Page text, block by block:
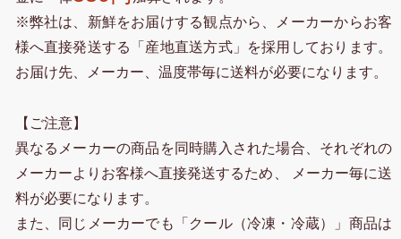
※弊社は、新鮮をお届けする観点から、メーカーからお客
様へ直接発送する「産地直送方式」を採用しております。
お届け先、メーカー、温度帯毎に送料が必要になります。
【ご注意】
異なるメーカーの商品を同時購入された場合、それぞれの
メーカーよりお客様へ直接発送するため、 メーカー毎に送
料が必要になります。
また、同じメーカーでも「クール（冷凍・冷蔵）」商品は